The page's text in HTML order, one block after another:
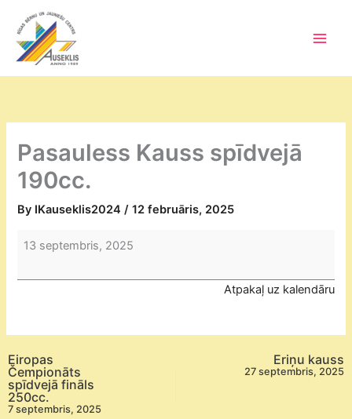
content
Pasauless Kauss spīdvejā
190cc.
By IKauseklis2024/12 februāris, 2025
Pasauless
spīdvejā
13 septembris, 2025
Atpakaļ uz kalendāru
Eiropas
Čempionāts
spīdvejā fināls
250cc.
7 septembris, 2025
Eriņu kauss
27 septembris, 2025